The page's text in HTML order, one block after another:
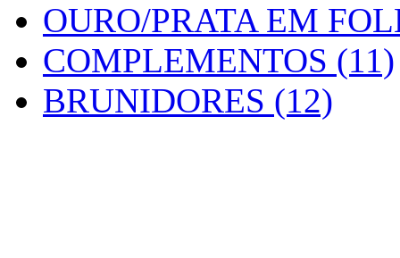
OURO/PRATA EM
COMPLEMENTOS (11)
BRUNIDORES (12)